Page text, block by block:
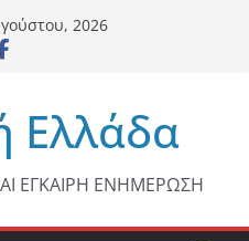
2026
Ελλάδα
ΕΓΚΑΙΡΗ ΕΝΗΜΕΡΩΣΗ